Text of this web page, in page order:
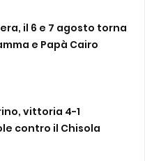
il 6 e 7 agosto torna
e Papà Cairo
vittoria 4-1
contro il Chisola